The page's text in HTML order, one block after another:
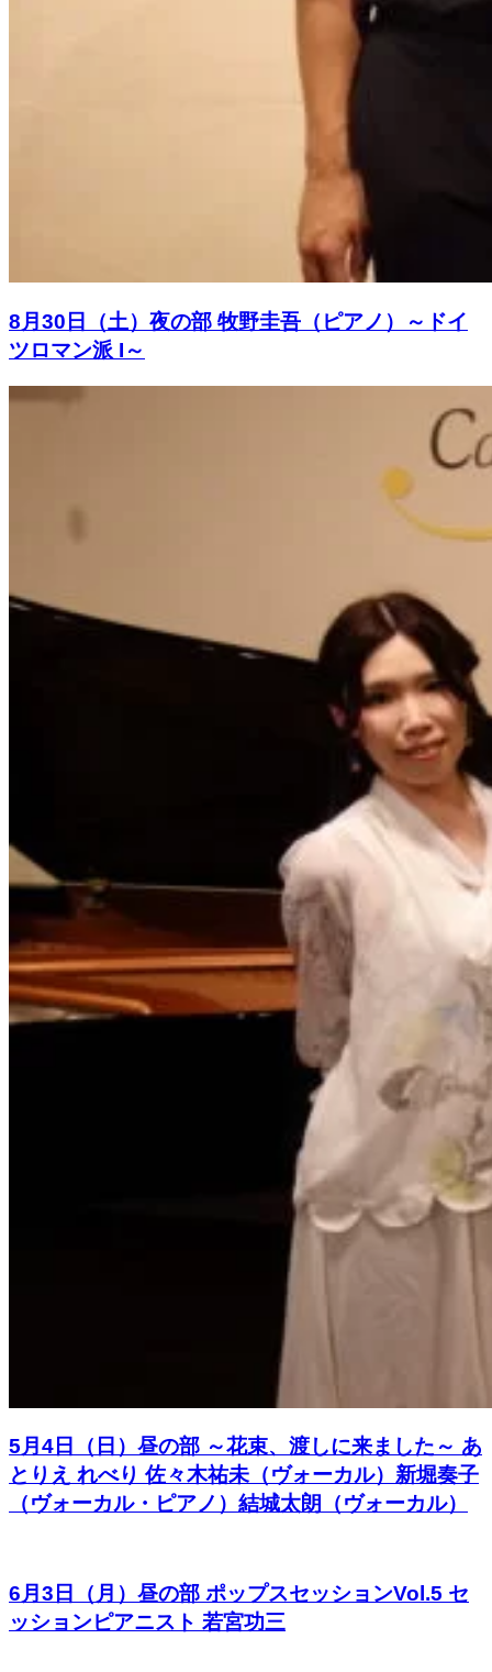
8月30日（土）夜の部 牧野圭吾（ピアノ）～ドイ
ツロマン派 I～
5月4日（日）昼の部 ～花束、渡しに来ました～ あ
とりえ れべり 佐々木祐未（ヴォーカル）新堀奏子
（ヴォーカル・ピアノ）結城太朗（ヴォーカル）
6月3日（月）昼の部 ポップスセッションVol.5 セ
ッションピアニスト 若宮功三